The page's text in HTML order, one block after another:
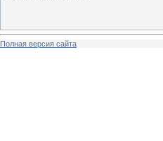
Полная версия сайта